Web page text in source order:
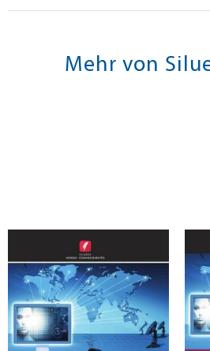
Mehr von